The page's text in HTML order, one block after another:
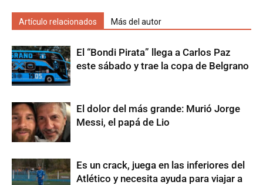
Artículo relacionados Más del autor
El “Bondi Pirata” llega a Carlos Paz
este sábado y trae la copa de Belgrano
El dolor del más grande: Murió Jorge
Messi, el papá de Lio
Es un crack, juega en las inferiores del
Atlético y necesita ayuda para viajar a